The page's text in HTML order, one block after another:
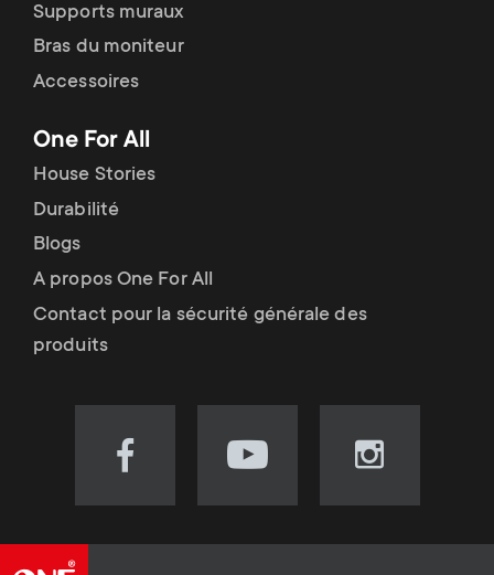
Supports muraux
Bras du moniteur
Accessoires
One For All
House Stories
Durabilité
Blogs
A propos One For All
Contact pour la sécurité générale des
produits
Visit
Visit
Visit